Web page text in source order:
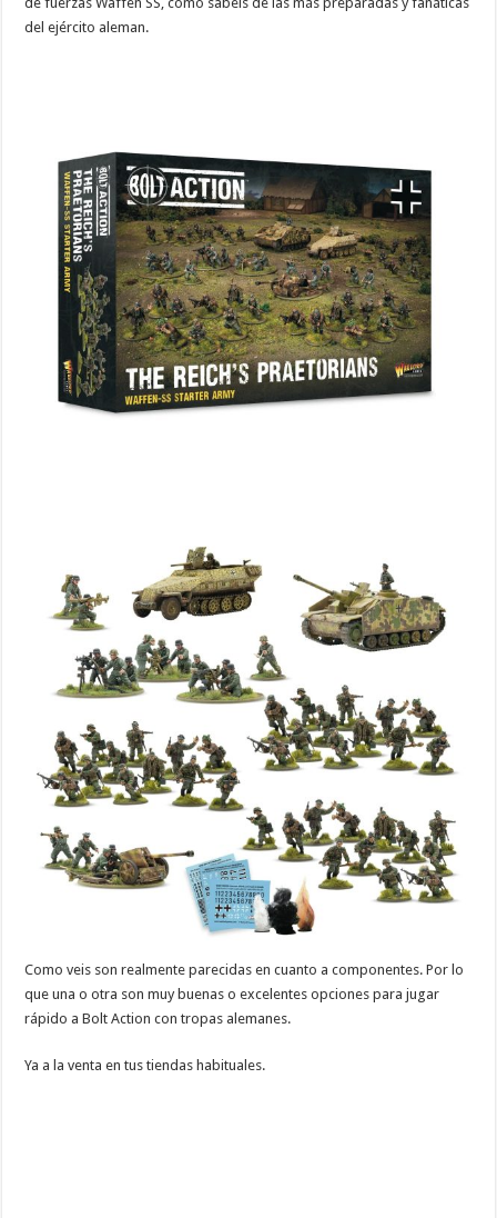
del ejército aleman.
Como veis son realmente parecidas en cuanto a componentes. Por lo
que una o otra son muy buenas o excelentes opciones para jugar
rápido a Bolt Action con tropas alemanes.
Ya a la venta en tus tiendas habituales.